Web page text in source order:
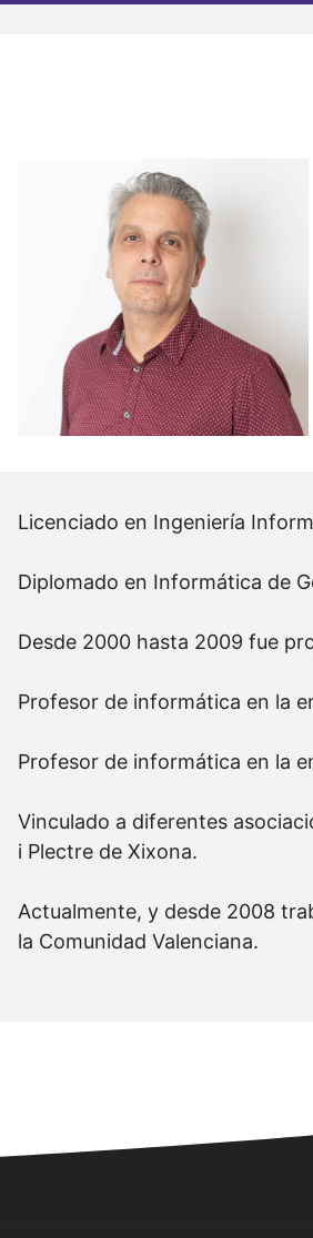
Licenciado en Ingeniería
Diplomado en Informática de
Desde 2000 hasta 2009 fue
Profesor de informática en la
Profesor de informática en la
Vinculado a diferentes
i Plectre de Xixona.
Actualmente, y desde 2008
la Comunidad Valenciana.